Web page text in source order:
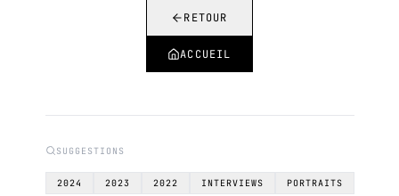
RETOUR
ACCUEIL
SUGGESTIONS
2024 2023 2022 INTERVIEWS PORTRAITS